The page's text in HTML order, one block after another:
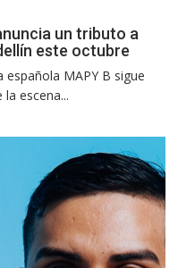
un tributo a
este octubre
MAPY B sigue
escena...